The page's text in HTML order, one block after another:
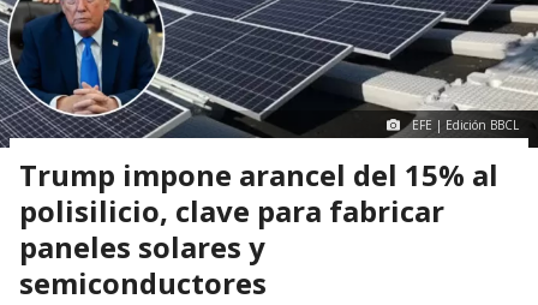
EFE | Edición BBCL
Trump impone arancel del 15% al
polisilicio, clave para fabricar
paneles solares y
semiconductores